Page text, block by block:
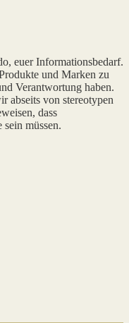
euer Informationsbedarf.
und Marken zu
Verantwortung haben.
abseits von stereotypen
dass
müssen.